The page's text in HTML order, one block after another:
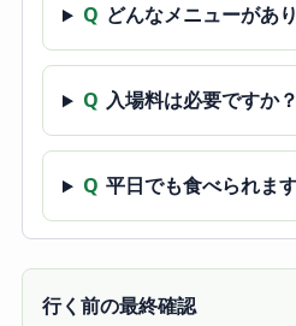
Q どんなメニューがあ
Q 入場料は必要ですか？
Q 平日でも食べられま
行く前の最終確認